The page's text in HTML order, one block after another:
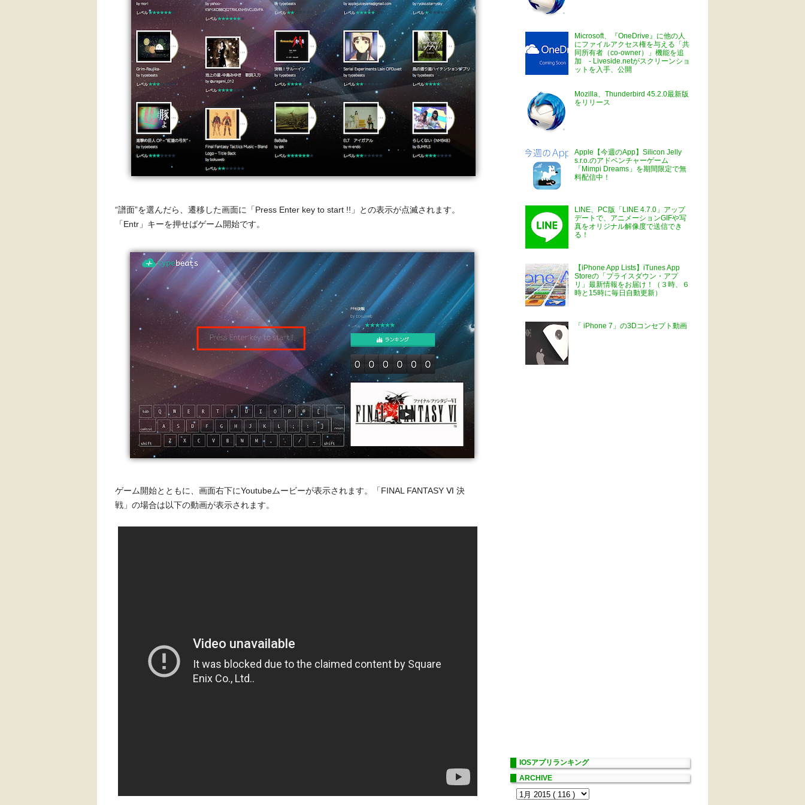
“譜面”を選んだら、遷移した画面に「Press Enter key to start !!」との表示が点滅されます。
「Entr」キーを押せばゲーム開始です。
ゲーム開始とともに、画面右下にYoutubeムービーが表示されます。「FINAL FANTASY Ⅵ 決
戦」の場合は以下の動画が表示されます。
Microsoft、『OneDrive』に他の人
にファイルアクセス権を与える「共
同所有者（co-owner）」機能を追
加 - Liveside.netがスクリーンショ
ットを入手、公開
Mozilla、Thunderbird 45.2.0最新版
をリリース
Apple【今週のApp】Silicon Jelly
s.r.o.のアドベンチャーゲーム
「Mimpi Dreams」を期間限定で無
料配信中！
LINE、PC版「LINE 4.7.0」アップ
デートで、アニメーションGIFや写
真をオリジナル解像度で送信でき
る！
【iPhone App Lists】iTunes App
Storeの「プライスダウン・アプ
リ」最新情報をお届け！（３時、６
時と15時に毎日自動更新）
「 iPhone 7」の3Dコンセプト動画
IOSアプリランキング
ARCHIVE